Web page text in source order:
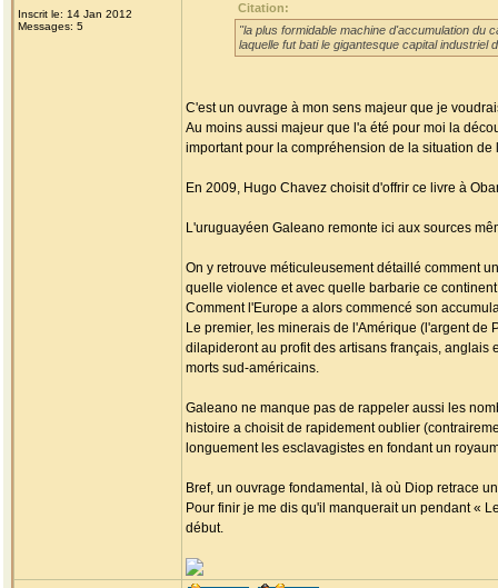
Inscrit le: 14 Jan 2012
Messages: 5
Citation:
"la plus formidable machine d'accumulation du
laquelle fut bati le gigantesque capital industriel
C'est un ouvrage à mon sens majeur que je
Au moins aussi majeur que l'a été pour moi la
important pour la compréhension de la situation
En 2009, Hugo Chavez choisit d'offrir ce livre à
L'uruguayéen Galeano remonte ici aux sources
On y retrouve méticuleusement détaillé comment
quelle violence et avec quelle barbarie ce
Comment l'Europe a alors commencé son
Le premier, les minerais de l'Amérique (l'argent
dilapideront au profit des artisans français,
morts sud-américains.
Galeano ne manque pas de rappeler aussi les
histoire a choisit de rapidement oublier
longuement les esclavagistes en fondant un
Bref, un ouvrage fondamental, là où Diop retrace
Pour finir je me dis qu'il manquerait un pendant «
début.